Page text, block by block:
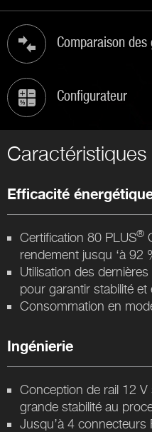
Comparaison des
Configurateur
Caractéristiques
Efficacité
Certification 80 PLUS®
rendement jusqu ‘à 92
Utilisation des
pour garantir stabilité et
Consommation en
Ingénierie
Conception de rail 12
grande stabilité au
Jusqu’à 4